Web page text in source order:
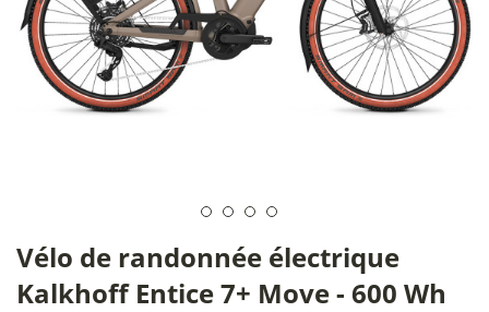
Vélo de randonnée électrique
Kalkhoff Entice 7+ Move - 600 Wh